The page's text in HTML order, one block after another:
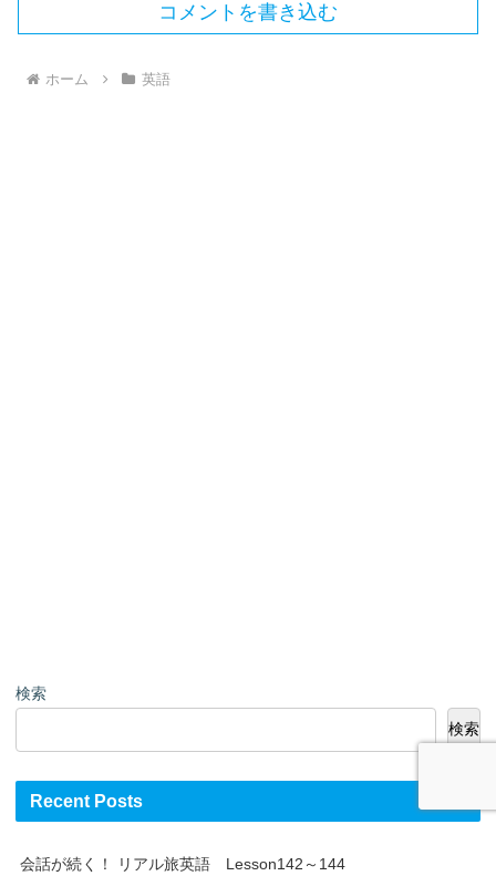
コメントを書き込む
ホーム 英語
検索
検索
Recent Posts
会話が続く！ リアル旅英語 Lesson142～144